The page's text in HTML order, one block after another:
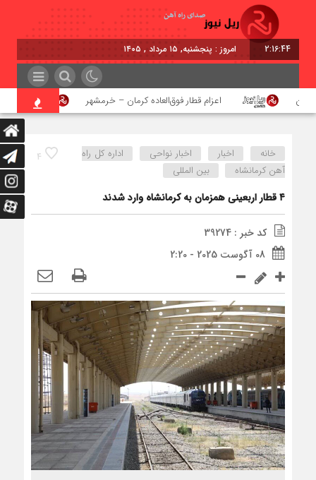
2:16:45 امروز : پنجشنبه, ۱۵ مرداد , ۱۴۰۵
اعزام قطار فوق‌العاده کرمان – خرمشهر
4 خانه اخبار اخبار نواحی
اداره کل راه
آهن کرمانشاه
بین المللی
۴ قطار اربعینی همزمان به کرمانشاه وارد شدند
کد خبر : 39274
08 آگوست 2025 - 2:20